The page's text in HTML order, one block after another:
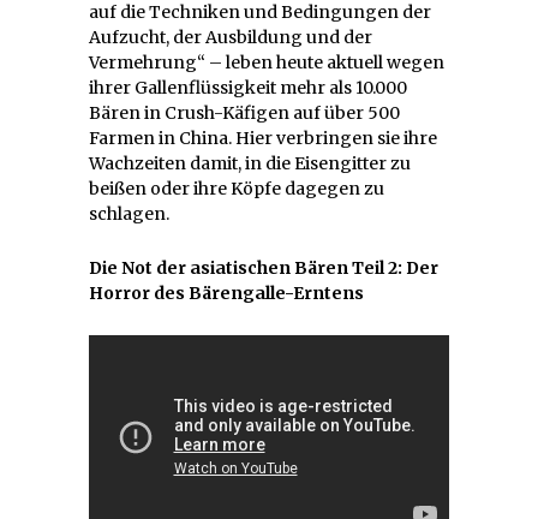
auf die Techniken und Bedingungen der
Aufzucht, der Ausbildung und der
Vermehrung“ – leben heute aktuell wegen
ihrer Gallenflüssigkeit mehr als 10.000
Bären in Crush-Käfigen auf über 500
Farmen in China. Hier verbringen sie ihre
Wachzeiten damit, in die Eisengitter zu
beißen oder ihre Köpfe dagegen zu
schlagen.
Die Not der asiatischen Bären Teil 2: Der
Horror des Bärengalle-Erntens